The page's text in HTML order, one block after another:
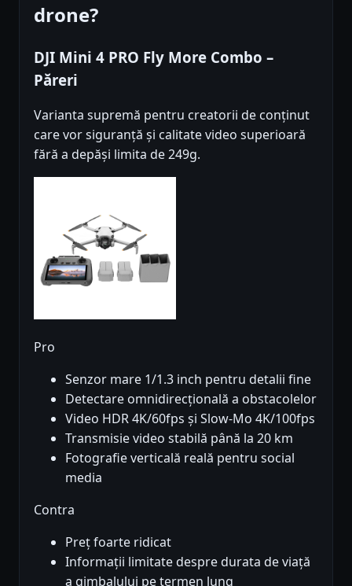
drone?
DJI Mini 4 PRO Fly More Combo –
Păreri
Varianta supremă pentru creatorii de conținut
care vor siguranță și calitate video superioară
fără a depăși limita de 249g.
Pro
Senzor mare 1/1.3 inch pentru detalii fine
Detectare omnidirecțională a obstacolelor
Video HDR 4K/60fps și Slow-Mo 4K/100fps
Transmisie video stabilă până la 20 km
Fotografie verticală reală pentru social
media
Contra
Preț foarte ridicat
Informații limitate despre durata de viață
a gimbalului pe termen lung